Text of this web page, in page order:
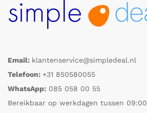
Email: klantenservice@simpledeal.nl
Telefoon: +31 850580055
WhatsApp: 085 058 00 55
Bereikbaar op werkdagen tussen